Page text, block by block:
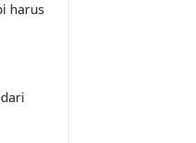
harus